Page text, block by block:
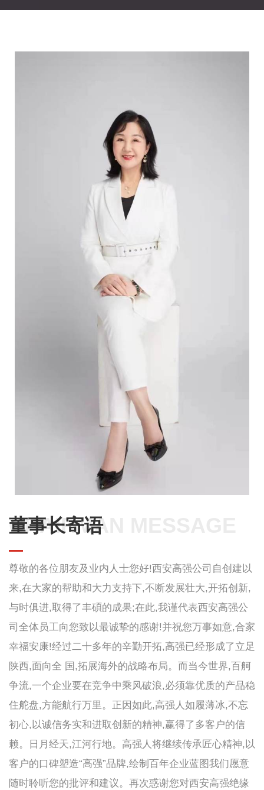
董事长寄语
CHAIRMAN MESSAGE
尊敬的各位朋友及业内人士您好!西安高强公司自创建以
来,在大家的帮助和大力支持下,不断发展壮大,开拓创新,
与时俱进,取得了丰碩的成果;在此,我谨代表西安高强公
司全体员工向您致以最诚挚的感谢!并祝您万事如意,合家
幸福安康!经过二十多年的辛勤开拓,高强已经形成了立足
陕西,面向全 国,拓展海外的战略布局。而当今世界,百舸
争流,一个企业要在竞争中乘风破浪,必须靠优质的产品稳
住舵盘,方能航行万里。正因如此,高强人如履薄冰,不忘
初心,以诚信务实和进取创新的精神,赢得了多客户的信
赖。日月经天,江河行地。高强人将继续传承匠心精神,以
客户的口碑塑造“高强”品牌,绘制百年企业蓝图我们愿意
随时聆听您的批评和建议。再次惑谢您对西安高强绝缘